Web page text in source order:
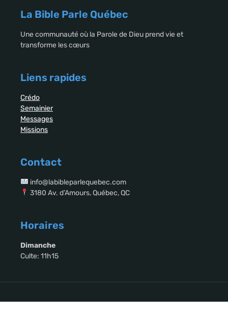
La Bible Parle Québec
Une communauté où la Parole de Dieu prend vie et
transforme les cœurs
Liens rapides
Crédo
Semainier
Messages
Missions
Contact
info@labibleparlequebec.com
3180 Av. d’Amours, Québec, QC
Horaires
Dimanche
Culte: 11h15